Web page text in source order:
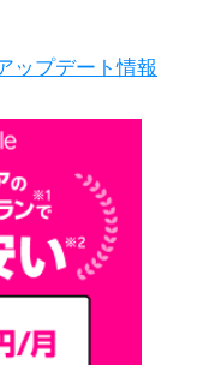
ップデート情報